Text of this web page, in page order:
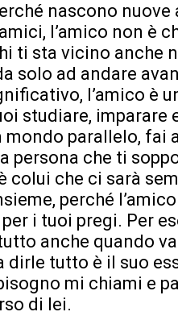
nascono
l’amico non è
ti sta vicino anche
solo ad andare
l’amico è
studiare, imparare
parallelo, fai
persona che ti
colui che ci sarà
perché
i tuoi pregi. Per
anche quando
tutto è il suo
mi chiami e
di lei.